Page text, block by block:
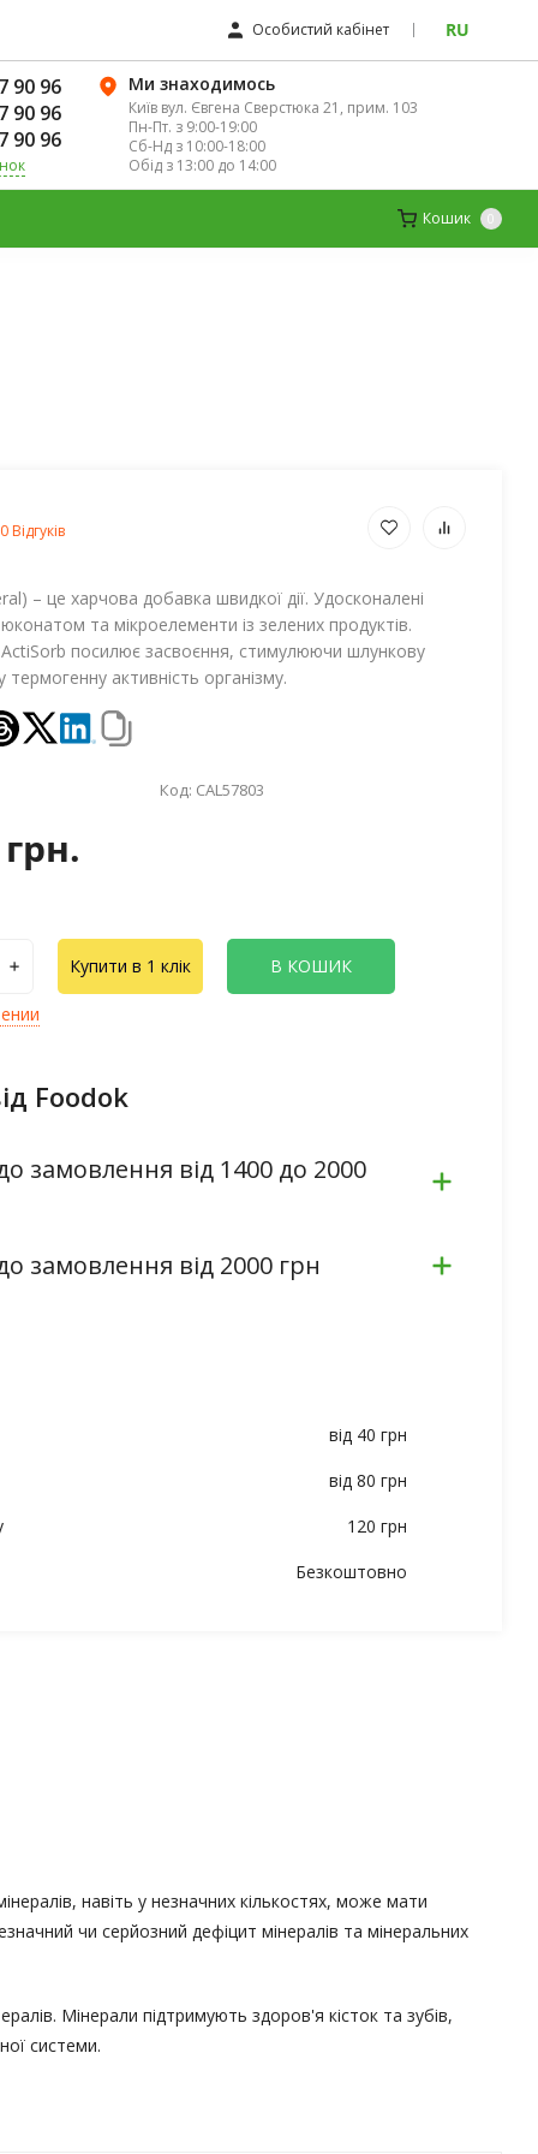
Особистий кабінет RU
90 96
90 96
90 96
Ми знаходимось
Київ вул. Євгена Сверстюка 21, прим. 103
Пн-Пт. з 9:00-19:00
Сб-Нд з 10:00-18:00
Обід з 13:00 до 14:00
Кошик 0
0 Відгуків
– це харчова добавка швидкої дії. Удосконалені
та мікроелементи із зелених продуктів.
посилює засвоєння, стимулюючи шлункову
активність організму.
Код: CAL57803
Купити в 1 клік В КОШИК
Foodok
замовлення від 1400 до 2000
замовлення від 2000 грн
від 40 грн
від 80 грн
120 грн
Безкоштовно
навіть у незначних кількостях, може мати
чи серйозний дефіцит мінералів та мінеральних
Мінерали підтримують здоров'я кісток та зубів,
системи.